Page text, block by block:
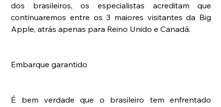
dos brasileiros, os especialistas acreditam que
continuaremos entre os 3 maiores visitantes da Big
Apple, atrás apenas para Reino Unido e Canadá.
Embarque garantido
É bem verdade que o brasileiro tem enfrentado